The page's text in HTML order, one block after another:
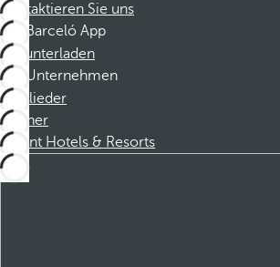
Kontaktieren Sie uns
Barceló App
Herunterladen
Unternehmen
Mitglieder
Partner
Dorint Hotels & Resorts